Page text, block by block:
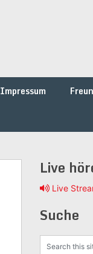
Impressum
Live
Live
Suche